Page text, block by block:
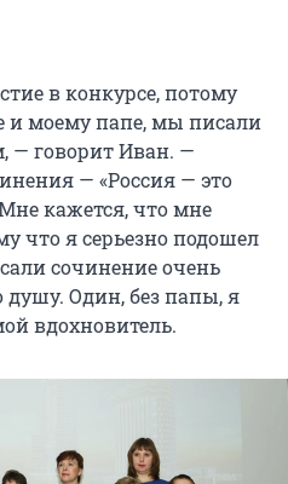
в конкурсе, потому
и моему папе, мы писали
— говорит Иван. —
— «Россия — это
кажется, что мне
что я серьезно подошел
сочинение очень
душу. Один, без папы, я
вдохновитель.